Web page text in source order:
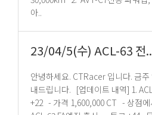
아..
23/04/5(수) ACL-63 전..
안녕하세요. CTRacer 입니다. 금주 업데이트 사항에 대해 안
내드립니다. [업데이트 내역] 1. ACL-63 SH엔진 출시 - 토크
+22 - 가격 1,600,000 CT - 상점에서 구매 할 수 있습니다. 2.